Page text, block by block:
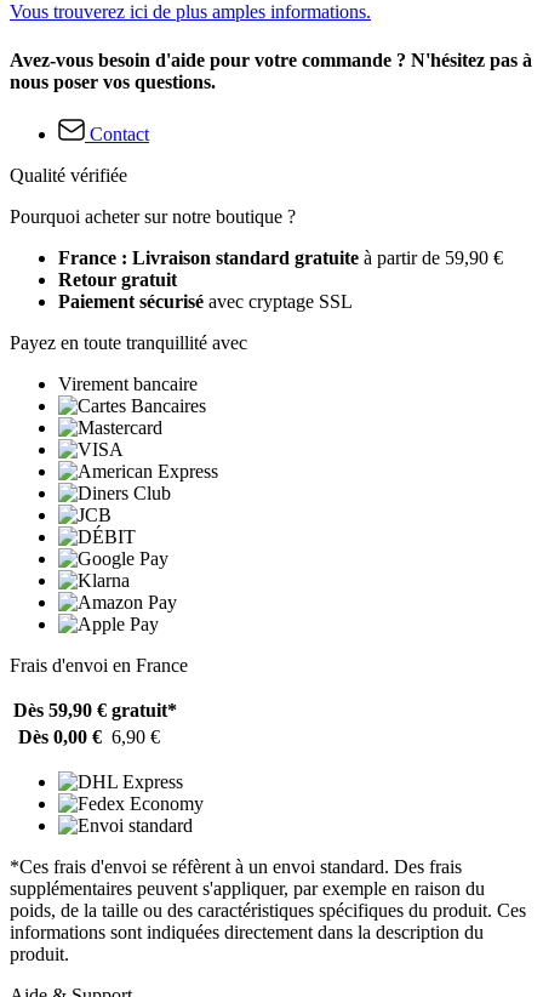
Vous trouverez ici de plus amples informations.
Avez-vous besoin d'aide pour votre commande ? N'hésitez pas à
nous poser vos questions.
Contact
Qualité vérifiée
Pourquoi acheter sur notre boutique ?
France : Livraison standard gratuite à partir de 59,90 €
Retour gratuit
Paiement sécurisé avec cryptage SSL
Payez en toute tranquillité avec
Virement bancaire
Frais d'envoi en France
Dès 59,90 € gratuit*
Dès 0,00 € 6,90 €
*Ces frais d'envoi se réfèrent à un envoi standard. Des frais
supplémentaires peuvent s'appliquer, par exemple en raison du
poids, de la taille ou des caractéristiques spécifiques du produit. Ces
informations sont indiquées directement dans la description du
produit.